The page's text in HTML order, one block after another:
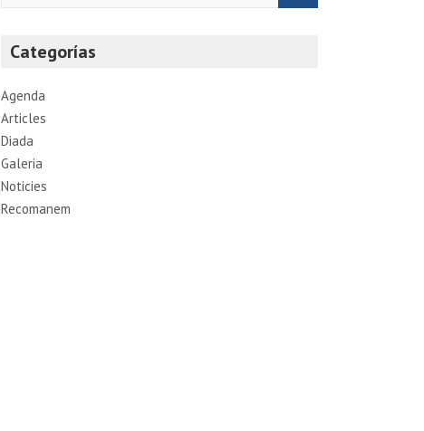
Categorías
Agenda
Articles
Diada
Galeria
Noticies
Recomanem